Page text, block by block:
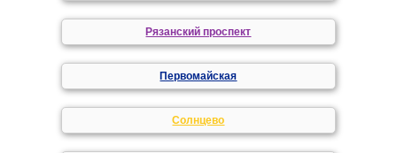
Рязанский проспект
Первомайская
Солнцево